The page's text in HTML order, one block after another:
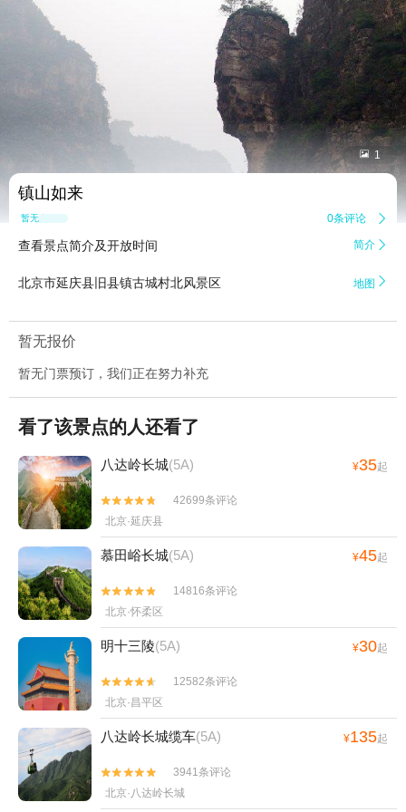
 1
镇山如来
暂无点评 0条评论 
查看景点简介及开放时间 简介 
北京市延庆县旧县镇古城村北风景区 地图 
暂无报价
暂无门票预订，我们正在努力补充
看了该景点的人还看了
八达岭长城(5A) ¥35起


42699条评论
北京·延庆县
慕田峪长城(5A) ¥45起


14816条评论
北京·怀柔区
明十三陵(5A) ¥30起


12582条评论
北京·昌平区
八达岭长城缆车(5A) ¥135起


3941条评论
北京·八达岭长城